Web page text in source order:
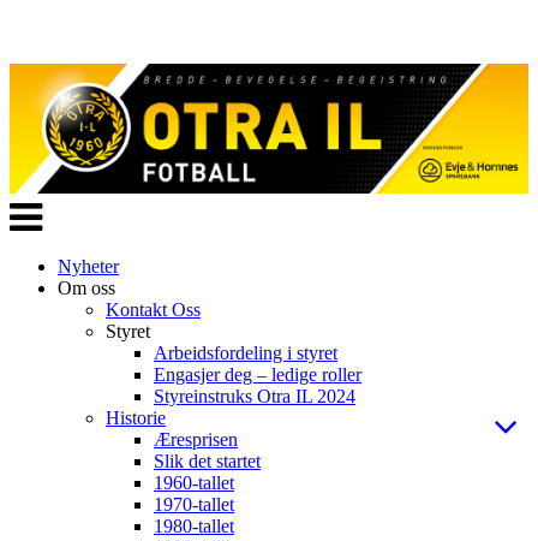
Veksle
navigasjon
Nyheter
Om oss
Kontakt Oss
Styret
Arbeidsfordeling i styret
Engasjer deg – ledige roller
Styreinstruks Otra IL 2024
Historie
Æresprisen
Slik det startet
1960-tallet
1970-tallet
1980-tallet